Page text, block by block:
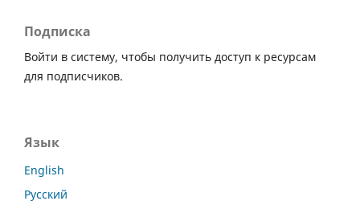
Подписка
Войти в систему, чтобы получить доступ к ресурсам
для подписчиков.
Язык
English
Русский